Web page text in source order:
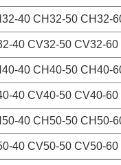
40 CH32-50
40 CV32-50 CV32-
40 CH40-50
40 CV40-50 CV40-
40 CH50-50
40 CV50-50 CV50-